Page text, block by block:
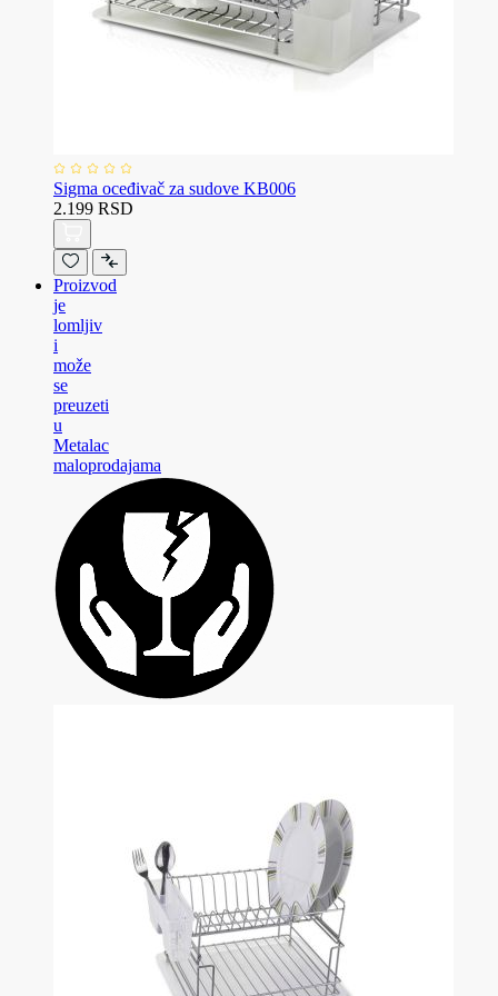
Sigma oceđivač za sudove KB006
2.199 RSD
Proizvod
je
lomljiv
i
može
se
preuzeti
u
Metalac
maloprodajama